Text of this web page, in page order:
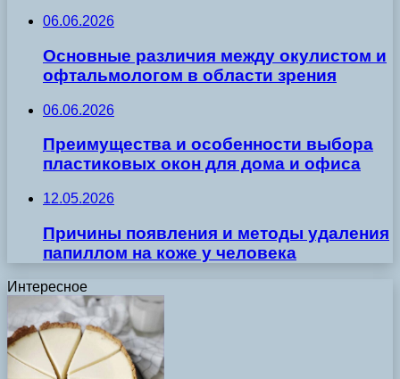
06.06.2026
Основные различия между окулистом и
офтальмологом в области зрения
06.06.2026
Преимущества и особенности выбора
пластиковых окон для дома и офиса
12.05.2026
Причины появления и методы удаления
папиллом на коже у человека
Интересное